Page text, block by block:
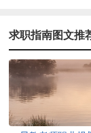
求职指南图文推